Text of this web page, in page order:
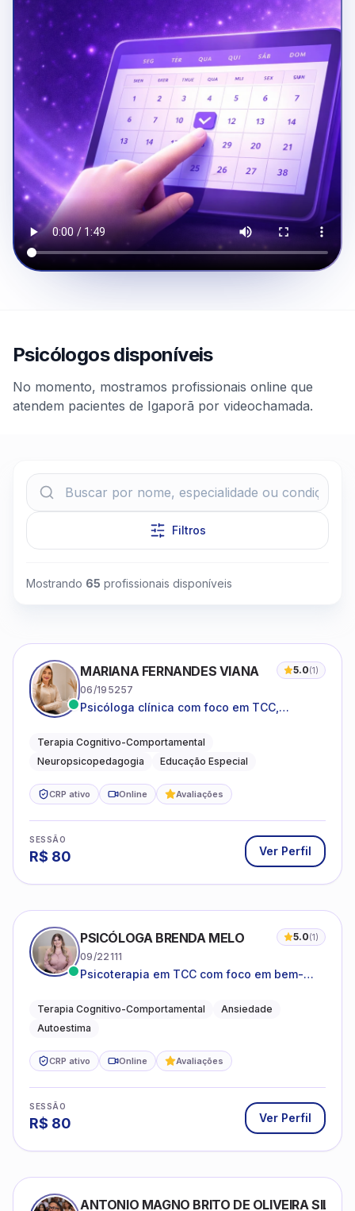
Clique para assistir
Psicólogos disponíveis
No momento, mostramos profissionais online que
atendem pacientes de Igaporã por videochamada.
Filtros
Mostrando 65 profissionais disponíveis
MARIANA FERNANDES VIANA 5.0(1)
06/195257
Psicóloga clínica com foco em TCC,
do neurodesenvolvimento.
Terapia Cognitivo-Comportamental
Neuropsicopedagogia
Educação Especial
CRP ativo Online Avaliações
SESSÃO
R$ 80 Ver Perfil
PSICÓLOGA BRENDA MELO 5.0(1)
09/22111
Psicoterapia em TCC com foco em bem-
o cotidiano
Terapia Cognitivo-Comportamental
Ansiedade
Autoestima
CRP ativo Online Avaliações
SESSÃO
R$ 80 Ver Perfil
ANTONIO MAGNO BRITO DE OLIVEIRA SILVA